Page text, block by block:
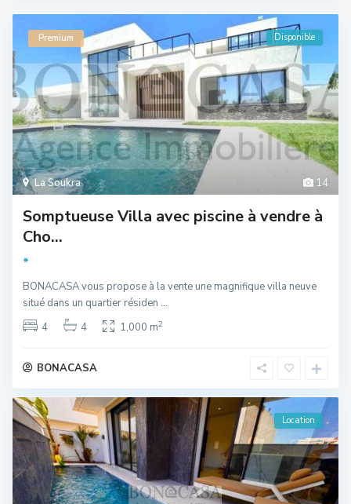
14
La Soukra
Premium Disponible
Somptueuse Villa avec piscine à vendre à
Cho...
*
BONACASA vous propose à la vente une magnifique villa neuve
situé dans un quartier résiden ...
4
4 1,000 m2
BONACASA
Location